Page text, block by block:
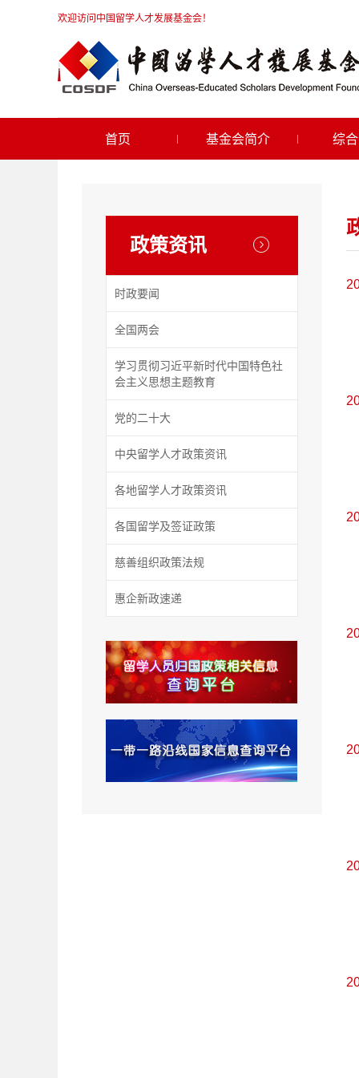
欢迎访问中国留学人才发展基金会！
首页 基金会简介 综
政策资讯
时政要闻
全国两会
学习贯彻习近平新时代中国特色社
会主义思想主题教育
党的二十大
中央留学人才政策资讯
各地留学人才政策资讯
各国留学及签证政策
慈善组织政策法规
惠企新政速递